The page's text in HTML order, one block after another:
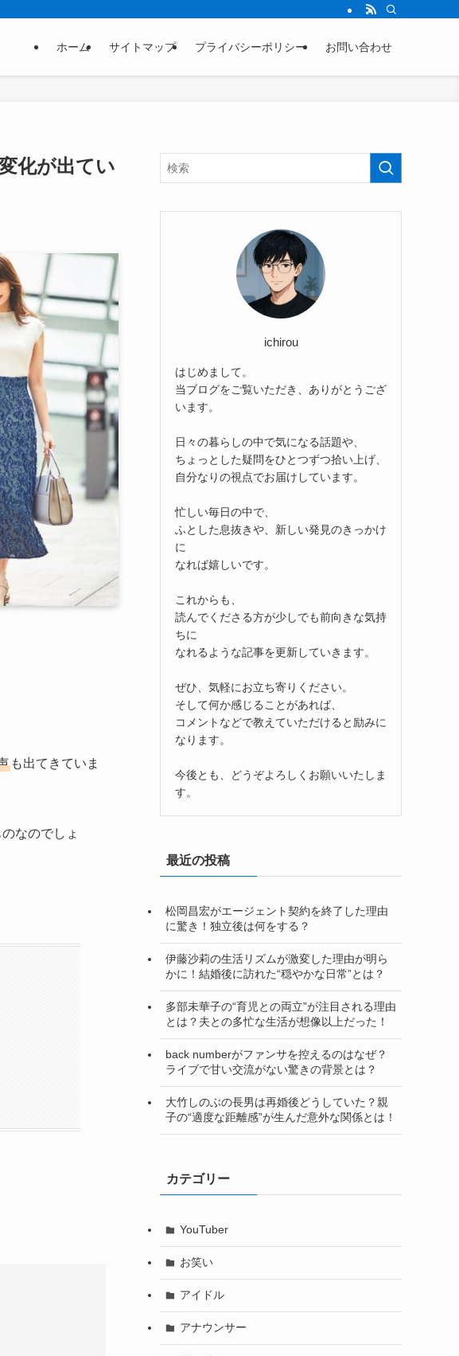
ホーム サイトマップ プライバシーポリシー お問い合わせ
化が出てい
も出てきていま
なのでしょ
ichirou
はじめまして。
当ブログをご覧いただき、ありがとうござ
います。
日々の暮らしの中で気になる話題や、
ちょっとした疑問をひとつずつ拾い上げ、
自分なりの視点でお届けしています。
忙しい毎日の中で、
ふとした息抜きや、新しい発見のきっかけ
に
なれば嬉しいです。
これからも、
読んでくださる方が少しでも前向きな気持
ちに
なれるような記事を更新していきます。
ぜひ、気軽にお立ち寄りください。
そして何か感じることがあれば、
コメントなどで教えていただけると励みに
なります。
今後とも、どうぞよろしくお願いいたしま
す。
最近の投稿
松岡昌宏がエージェント契約を終了した理由
に驚き！独立後は何をする？
伊藤沙莉の生活リズムが激変した理由が明ら
かに！結婚後に訪れた“穏やかな日常”とは？
多部未華子の“育児との両立”が注目される理由
とは？夫との多忙な生活が想像以上だった！
back numberがファンサを控えるのはなぜ？
ライブで甘い交流がない驚きの背景とは？
大竹しのぶの長男は再婚後どうしていた？親
子の“適度な距離感”が生んだ意外な関係とは！
カテゴリー
YouTuber
お笑い
アイドル
アナウンサー